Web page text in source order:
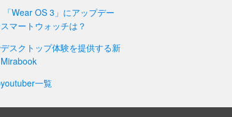
Wear OS 3」にアップデー
マートウォッチは？
スクトップ体験を提供する新
一覧